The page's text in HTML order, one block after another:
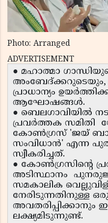
Photo: Arranged
ADVERTISEMENT
● മഹാത്മാ
പ്രാധാന്യം
ആഘോഷങ്ങള്‍.
● ബെലഗാവിയില്‍
പ്രവര്‍ത്തക സമിതി
കോണ്‍ഗ്രസ് 'ജയ്
സംവിധാന്‍' എന്ന
സ്വീകരിച്ചത്.
● കോണ്‍ഗ്രസിന്റെ
അടിസ്ഥാനം
സമകാലിക
നേരിടുന്നതിനുള്ള
അവതരിപ്പിക്കാനും
ലക്ഷ്യമിടുന്നുണ്ട്.